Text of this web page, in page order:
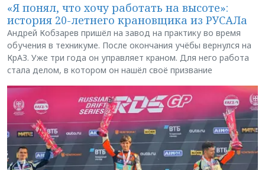
«Я понял, что хочу работать на высоте»:
история 20-летнего крановщика из РУСАЛа
Андрей Кобзарев пришёл на завод на практику во время
обучения в техникуме. После окончания учёбы вернулся на
КрАЗ. Уже три года он управляет краном. Для него работа
стала делом, в котором он нашёл своё призвание